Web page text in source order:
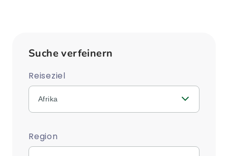
Suche verfeinern
Reiseziel
Afrika
Region